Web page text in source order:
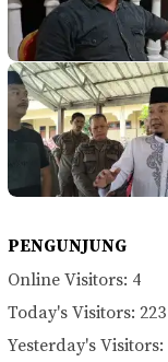
PENGUNJUNG
Online Visitors: 4
Today's Visitors: 223
Yesterday's Visitors: